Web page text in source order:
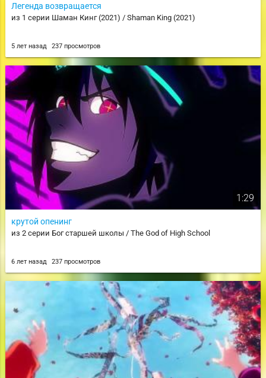
Легенда возвращается
из 1 серии Шаман Кинг (2021) / Shaman King (2021)
5 лет назад 237 просмотров
1:29
крутой опенинг
из 2 серии Бог старшей школы / The God of High School
6 лет назад 237 просмотров